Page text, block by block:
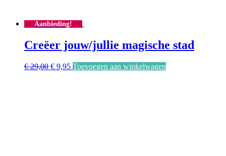
Aanbieding!
Creëer jouw/jullie magische stad
€29,00 Oorspronkelijke
€ 9,95Huidige
Toevoegen aan winkelwagen